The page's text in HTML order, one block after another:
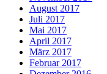
August 2017
Juli 2017
Mai 2017
April 2017
März 2017
Februar 2017